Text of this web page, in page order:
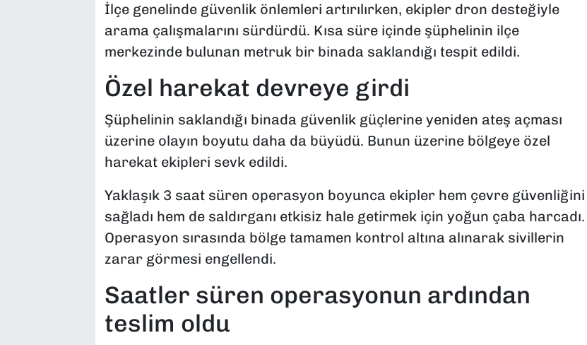
İlçe genelinde güvenlik önlemleri artırılırken, ekipler dron desteğiyle
arama çalışmalarını sürdürdü. Kısa süre içinde şüphelinin ilçe
merkezinde bulunan metruk bir binada saklandığı tespit edildi.
Özel harekat devreye girdi
Şüphelinin saklandığı binada güvenlik güçlerine yeniden ateş açması
üzerine olayın boyutu daha da büyüdü. Bunun üzerine bölgeye özel
harekat ekipleri sevk edildi.
Yaklaşık 3 saat süren operasyon boyunca ekipler hem çevre güvenliğini
sağladı hem de saldırganı etkisiz hale getirmek için yoğun çaba harcadı.
Operasyon sırasında bölge tamamen kontrol altına alınarak sivillerin
zarar görmesi engellendi.
Saatler süren operasyonun ardından
teslim oldu